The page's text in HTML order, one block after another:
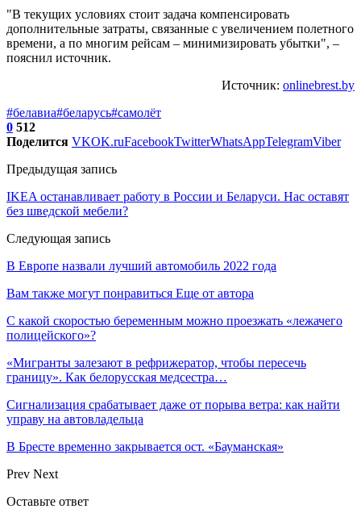
"В текущих условиях стоит задача компенсировать
дополнительные затраты, связанные с увеличением полетного
времени, а по многим рейсам – минимизировать убытки", –
пояснил источник.
Источник: onlinebrest.by
#белавиа#беларусь#самолёт
0 512
Поделится VKOK.ruFacebookTwitterWhatsAppTelegramViber
Предыдущая запись
IKEA останавливает работу в России и Беларуси. Нас оставят
без шведской мебели?
Следующая запись
В Европе назвали лучший автомобиль 2022 года
Вам также могут понравиться Еще от автора
С какой скоростью беременным можно проезжать «лежачего
полицейского»?
«Мигранты залезают в рефрижератор, чтобы пересечь
границу». Как белорусская медсестра…
Сигнализация срабатывает даже от порыва ветра: как найти
управу на автовладельца
В Бресте временно закрывается ост. «Бауманская»
Prev Next
Оставьте ответ